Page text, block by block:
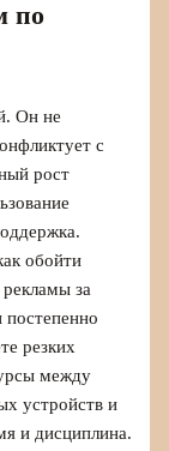
по
Он не
с
рост
обойти
за
резких
между
устройств и
и дисциплина.